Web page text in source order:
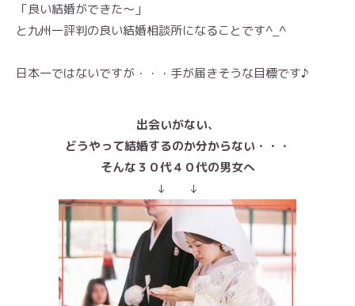
「良い結婚ができた〜」
と九州一評判の良い結婚相談所になることです^_^
日本一ではないですが・・・手が届きそうな目標です♪
出会いがない、
どうやって結婚するのか分からない・・・
そんな３０代４０代の男女へ
↓ ↓